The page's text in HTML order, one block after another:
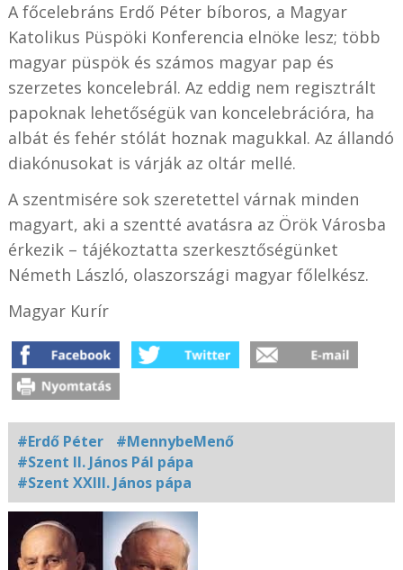
A főcelebráns Erdő Péter bíboros, a Magyar
Katolikus Püspöki Konferencia elnöke lesz; több
magyar püspök és számos magyar pap és
szerzetes koncelebrál. Az eddig nem regisztrált
papoknak lehetőségük van koncelebrációra, ha
albát és fehér stólát hoznak magukkal. Az állandó
diakónusokat is várják az oltár mellé.
A szentmisére sok szeretettel várnak minden
magyart, aki a szentté avatásra az Örök Városba
érkezik – tájékoztatta szerkesztőségünket
Németh László, olaszországi magyar főlelkész.
Magyar Kurír
#Erdő Péter
#MennybeMenő
#Szent II. János Pál pápa
#Szent XXIII. János pápa
Kapcsolódó
fotógaléria